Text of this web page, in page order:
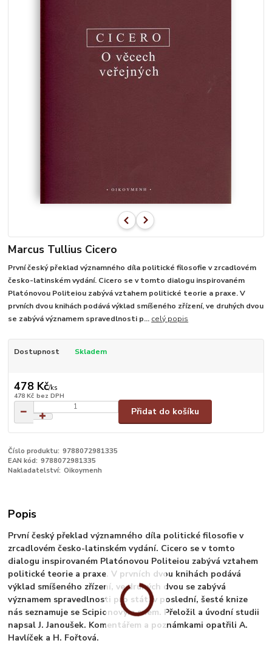
Marcus Tullius Cicero
První český překlad významného díla politické filosofie v zrcadlovém
česko-latinském vydání. Cicero se v tomto dialogu inspirovaném
Platónovou Politeiou zabývá vztahem politické teorie a praxe. V
prvních dvou knihách podává výklad smíšeného zřízení, ve druhých dvou
se zabývá významem spravedlnosti p... celý popis
Dostupnost Skladem
478 Kč/ks
478 Kč bez DPH
Přidat do košíku
Číslo produktu: 9788072981335
EAN kód: 9788072981335
Nakladatelství: Oikoymenh
Popis
První český překlad významného díla politické filosofie v
zrcadlovém česko-latinském vydání. Cicero se v tomto
dialogu inspirovaném Platónovou Politeiou zabývá vztahem
politické teorie a praxe. V prvních dvou knihách podává
výklad smíšeného zřízení, ve druhých dvou se zabývá
významem spravedlnosti pro stát, v poslední, šesté knize
nás seznamuje se Scipionovým snem. Přeložil a úvodní studii
napsal J. Janoušek. Komentářem a poznámkami opatřili A.
Havlíček a H. Fořtová.